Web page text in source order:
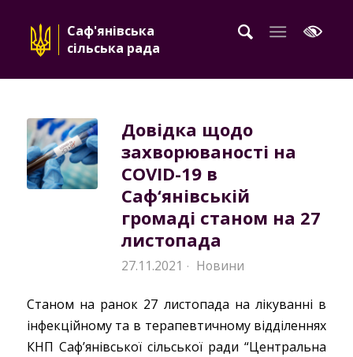
Саф'янівська
сільська рада
Довідка щодо
захворюваності на
COVID-19 в
Саф‘янівській
громаді станом на 27
листопада
27.11.2021 · Новини
Станом на ранок 27 листопада на лікуванні в
інфекційному та в терапевтичному відділеннях
КНП Саф’янівської сільської ради “Центральна